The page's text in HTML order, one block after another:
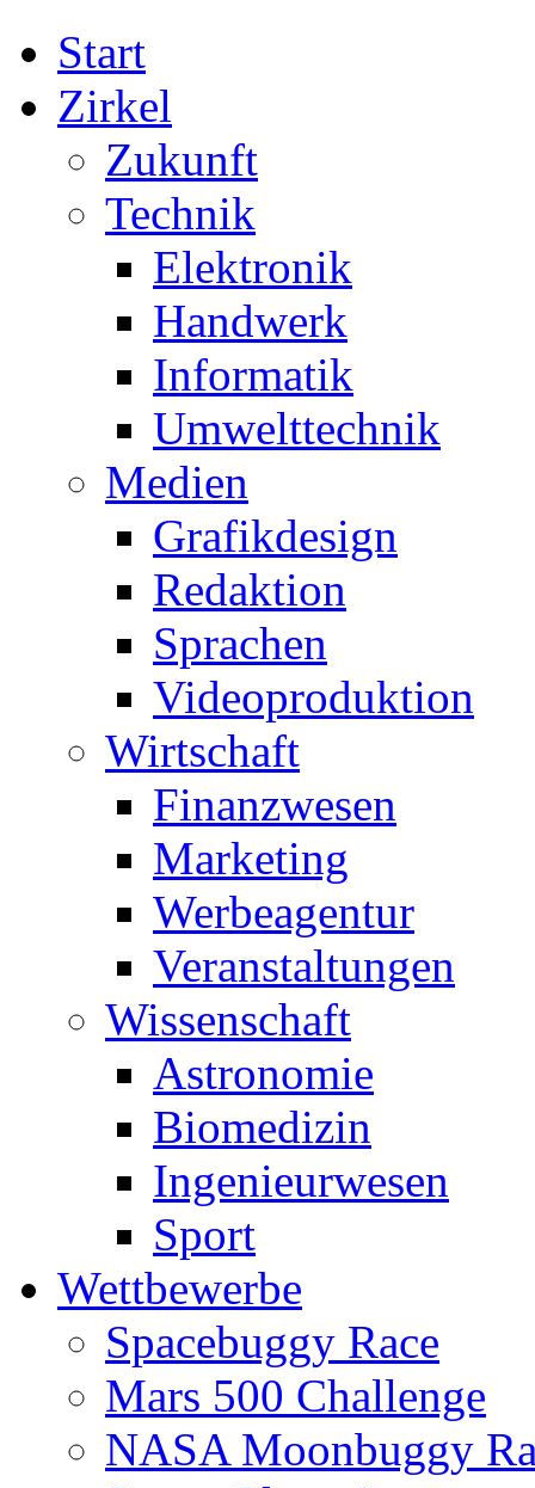
Start
Zirkel
Zukunft
Technik
Elektronik
Handwerk
Informatik
Umwelttechnik
Medien
Grafikdesign
Redaktion
Sprachen
Videoproduktion
Wirtschaft
Finanzwesen
Marketing
Werbeagentur
Veranstaltungen
Wissenschaft
Astronomie
Biomedizin
Ingenieurwesen
Sport
Wettbewerbe
Spacebuggy Race
Mars 500 Challenge
NASA Moonbuggy